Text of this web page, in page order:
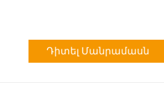
Դիտել Մանրամասն